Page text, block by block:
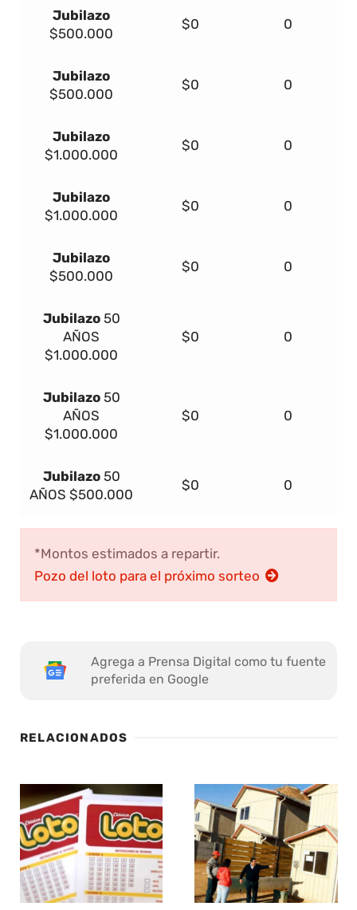
Jubilazo
$500.000
$0 0
Jubilazo
$500.000
$0 0
Jubilazo
$1.000.000
$0 0
Jubilazo
$1.000.000
$0 0
Jubilazo
$500.000
$0 0
Jubilazo50
AÑOS
$1.000.000
$0 0
Jubilazo50
AÑOS
$1.000.000
$0 0
Jubilazo50
AÑOS $500.000
$0 0
*Montos estimados a repartir.
Pozo del loto para el próximo sorteo
Agrega a Prensa Digital como tu fuente
preferida en Google
RELACIONADOS